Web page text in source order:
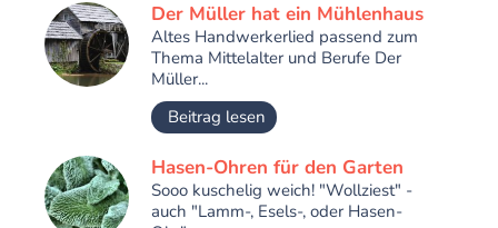
Der Müller hat ein Mühlenhaus
Altes Handwerkerlied passend zum
Thema Mittelalter und Berufe Der
Müller...
Beitrag lesen
Hasen-Ohren für den Garten
Sooo kuschelig weich! "Wollziest" -
auch "Lamm-, Esels-, oder Hasen-